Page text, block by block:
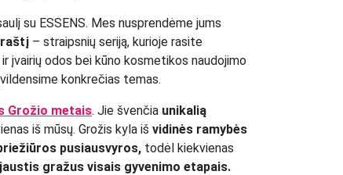
su ESSENS. Mes nusprendėme jums
– straipsnių seriją, kurioje rasite
įvairių odos bei kūno kosmetikos naudojimo
konkrečias temas.
Grožio metais. Jie švenčia unikalią
iš mūsų. Grožis kyla iš vidinės ramybės
pusiausvyros, todėl kiekvienas
gražus visais gyvenimo etapais.